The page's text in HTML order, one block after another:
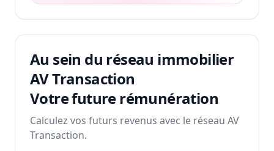
Au sein du réseau immobilier
AV Transaction
Votre future rémunération
Calculez vos futurs revenus avec le réseau AV
Transaction.